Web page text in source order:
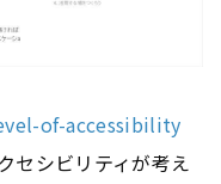
of-accessibility
セシビリティが考え